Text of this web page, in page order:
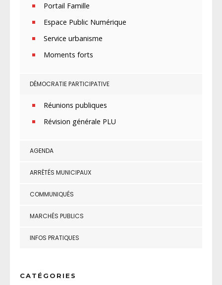
Portail Famille
Espace Public Numérique
Service urbanisme
Moments forts
DÉMOCRATIE PARTICIPATIVE
Réunions publiques
Révision générale PLU
AGENDA
ARRÊTÉS MUNICIPAUX
COMMUNIQUÉS
MARCHÉS PUBLICS
INFOS PRATIQUES
CATÉGORIES